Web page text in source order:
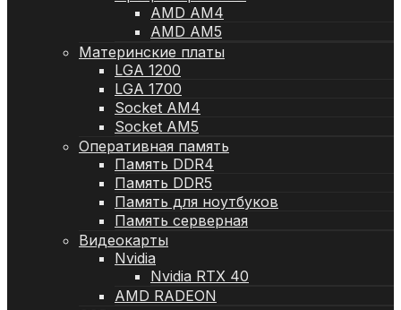
AMD AM4
AMD AM5
Материнские платы
LGA 1200
LGA 1700
Socket AM4
Socket AM5
Оперативная память
Память DDR4
Память DDR5
Память для ноутбуков
Память серверная
Видеокарты
Nvidia
Nvidia RTX 40
AMD RADEON